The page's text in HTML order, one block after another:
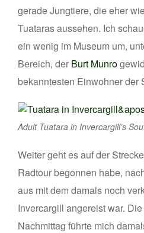
gerade Jungtiere, die eher
Tuataras aussehen. Ich
ein wenig im Museum um,
Bereich, der Burt Munro
bekanntesten Einwohner der
Adult Tuatara in Invercargill’s
Weiter geht es auf der
Radtour begonnen habe,
aus mit dem damals noch
Invercargill angereist war.
Nachmittag führte mich